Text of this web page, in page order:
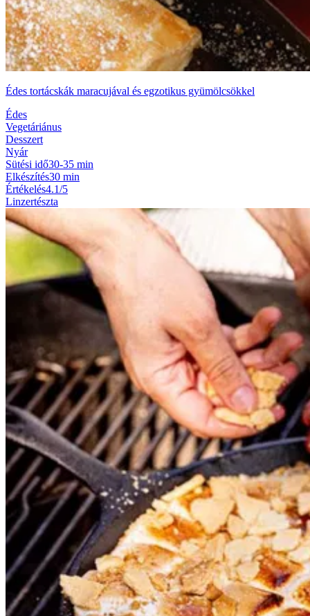
Édes tortácskák maracujával és egzotikus gyümölcsökkel
Édes
Vegetáriánus
Desszert
Nyár
Sütési idő30-35 min
Elkészítés30 min
Értékelés4.1/5
Linzertészta